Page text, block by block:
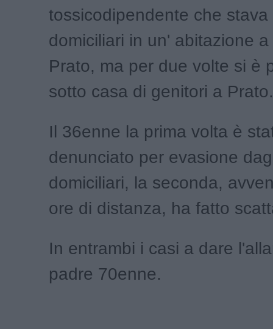
tossicodipendente che
domiciliari in un' abitazione
Prato, ma per due volte si è
sotto casa di genitori a Prato.
Il 36enne la prima volta è
denunciato per evasione
domiciliari, la seconda,
ore di distanza, ha fatto
In entrambi i casi a dare
padre 70enne.